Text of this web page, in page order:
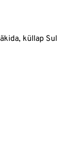
küllap Sul